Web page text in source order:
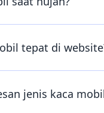
tepat di
jenis kaca